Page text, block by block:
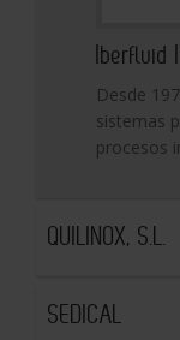
Iberfluid
Desde
sistemas
procesos
QUILINOX, S.L.
SEDICAL